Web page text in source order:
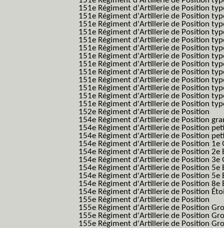
151e Régiment d'Artillerie de Position
151e Régiment d'Artillerie de Position
151e Régiment d'Artillerie de Position
151e Régiment d'Artillerie de Position
151e Régiment d'Artillerie de Position
151e Régiment d'Artillerie de Position
151e Régiment d'Artillerie de Position
151e Régiment d'Artillerie de Position
151e Régiment d'Artillerie de Position
151e Régiment d'Artillerie de Position
151e Régiment d'Artillerie de Position
151e Régiment d'Artillerie de Position
151e Régiment d'Artillerie de Position
152e Régiment d'Artillerie de Position
154e Régiment d'Artillerie de Position
154e Régiment d'Artillerie de Position
154e Régiment d'Artillerie de Position
154e Régiment d'Artillerie de Position 1e
154e Régiment d'Artillerie de Position 2e
154e Régiment d'Artillerie de Position 3e
154e Régiment d'Artillerie de Position 5e
154e Régiment d'Artillerie de Position 5e
154e Régiment d'Artillerie de Position 8e
154e Régiment d'Artillerie de Position
155e Régiment d'Artillerie de Position
155e Régiment d'Artillerie de Position
155e Régiment d'Artillerie de Position
155e Régiment d'Artillerie de Position